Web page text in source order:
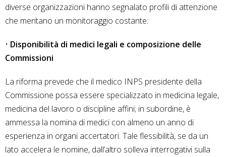
diverse organizzazioni hanno segnalato profili di attenzione
che meritano un monitoraggio costante:
• Disponibilità di medici legali e composizione delle
Commissioni
La riforma prevede che il medico INPS presidente della
Commissione possa essere specializzato in medicina legale,
medicina del lavoro o discipline affini; in subordine, è
ammessa la nomina di medici con almeno un anno di
esperienza in organi accertatori. Tale flessibilità, se da un
lato accelera le nomine, dall’altro solleva interrogativi sulla